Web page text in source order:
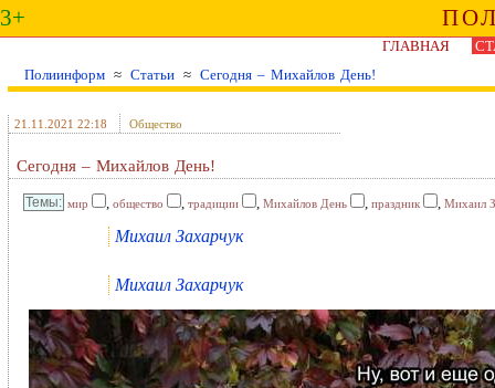
3+
ГЛАВНАЯ
Полиинформ ≈ Статьи ≈ Сегодня – Михайлов День!
21.11.2021 22:18 Общество
Сегодня – Михайлов День!
мир , общество , традиции , Михайлов День , праздник , Михаил
Михаил Захарчук
Михаил Захарчук